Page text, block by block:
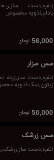
1نفره,دست
بادام,ادویه مخصوص
56,000 تومان
سس سزار
1نفره,دست
زیتون,نمک ادویه
50,000 تومان
سس زرشک
1نفره,دست ساز,زرشک,روغن زیتون,ادویه مخصوص